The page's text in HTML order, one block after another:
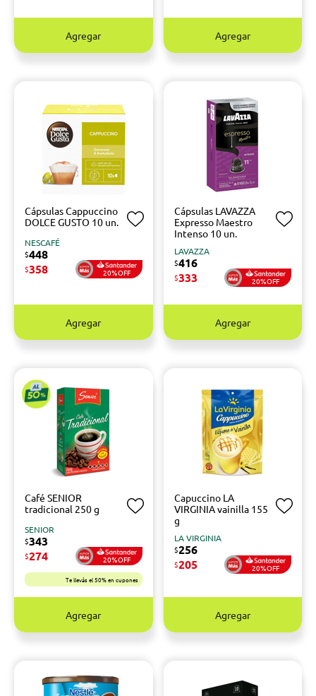
Agregar Agregar
Cápsulas Cappuccino
DOLCE GUSTO 10 un.
NESCAFÉ
$448
$358 20%OFF
Agregar
Cápsulas LAVAZZA
Expresso Maestro
Intenso 10 un.
LAVAZZA
$416
$333 20%OFF
Agregar
Café SENIOR
tradicional 250 g
SENIOR
$343
$274 20%OFF
Te llevás el 50% en cupones
Agregar
Capuccino LA
VIRGINIA vainilla 155
g
LA VIRGINIA
$256
$205 20%OFF
Agregar